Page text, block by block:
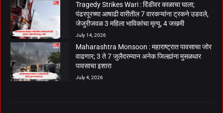
Tragedy Strikes Wari : दिंडीवर काळाचा घाला;
पंढरपूरच्या आषाढी वारीतील 7 वारकऱ्यांना ट्रकने उडवले,
जेजुरीजवळ 3 महिला भाविकांचा मृत्यू, 4 जखमी
July 14, 2026
Maharashtra Monsoon : महाराष्ट्रात पावसाचा जोर
वाढणार; 3 ते 7 जुलैदरम्यान अनेक जिल्ह्यांना मुसळधार
पावसाचा इशारा
July 4, 2026